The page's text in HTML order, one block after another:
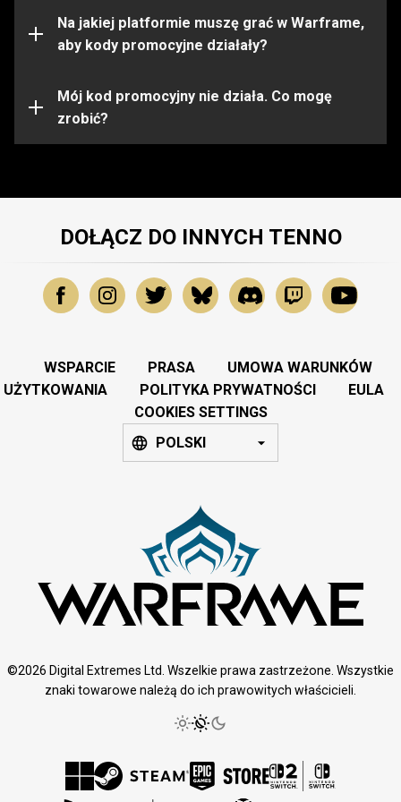
Na jakiej platformie muszę grać w Warframe,
aby kody promocyjne działały?
kodu upewnij się, że jesteś zalogowany na konto
Warframe na właściwej platformie.
Mój kod promocyjny nie działa. Co mogę
zrobić?
wykorzystany. Aby uzyskać dalszą pomoc, prosimy
skontaktować się z
DOŁĄCZ DO INNYCH TENNO
WSPARCIE PRASA
UMOWA WARUNKÓW
UŻYTKOWANIA
POLITYKA PRYWATNOŚCI
EULA
COOKIES SETTINGS
POLSKI
©2026 Digital Extremes Ltd. Wszelkie prawa zastrzeżone. Wszystkie
znaki towarowe należą do ich prawowitych właścicieli.